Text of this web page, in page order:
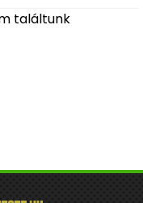
találtunk